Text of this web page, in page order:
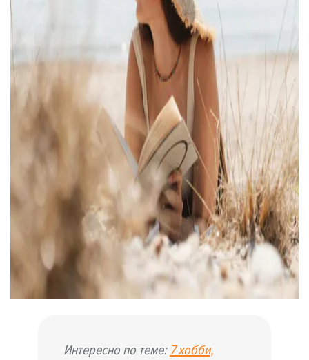
Интересно по теме: 7 хобби,
ВЕРНУТЬСЯ К БЛОГУ
ВОЙТИ С ПОМОЩЬЮ ЗВОНКА
ВЕРНУТЬСЯ
ВЕРНУТЬСЯ